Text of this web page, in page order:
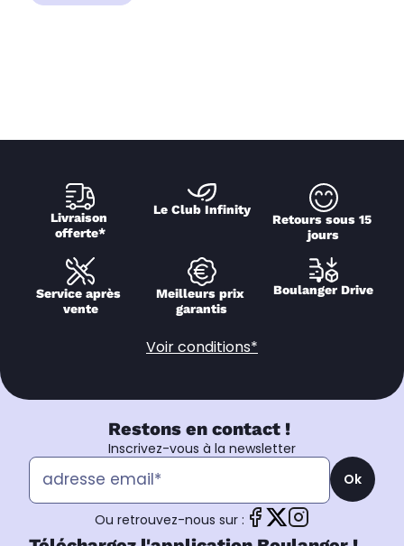
Livraison
offerte*
Le Club Infinity
Retours sous 15
jours
Service après
vente
Meilleurs prix
garantis
Boulanger Drive
Voir conditions*
Restons en contact !
Inscrivez-vous à la newsletter
Ok
Ou retrouvez-nous sur :